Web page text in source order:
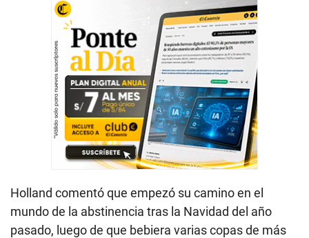
Holland comentó que empezó su camino en el
mundo de la abstinencia tras la Navidad del año
pasado, luego de que bebiera varias copas de más